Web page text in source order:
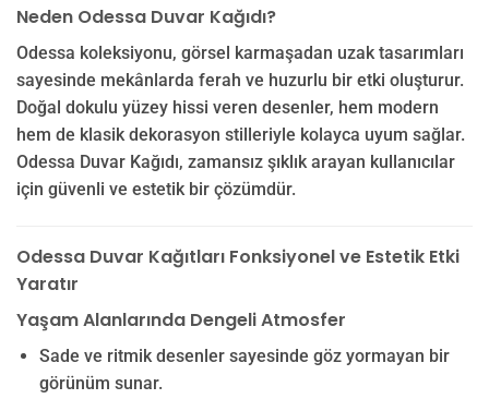
Neden Odessa Duvar Kağıdı?
Odessa koleksiyonu, görsel karmaşadan uzak tasarımları
sayesinde mekânlarda ferah ve huzurlu bir etki oluşturur.
Doğal dokulu yüzey hissi veren desenler, hem modern
hem de klasik dekorasyon stilleriyle kolayca uyum sağlar.
Odessa Duvar Kağıdı, zamansız şıklık arayan kullanıcılar
için güvenli ve estetik bir çözümdür.
Odessa Duvar Kağıtları Fonksiyonel ve Estetik Etki
Yaratır
Yaşam Alanlarında Dengeli Atmosfer
Sade ve ritmik desenler sayesinde göz yormayan bir
görünüm sunar.